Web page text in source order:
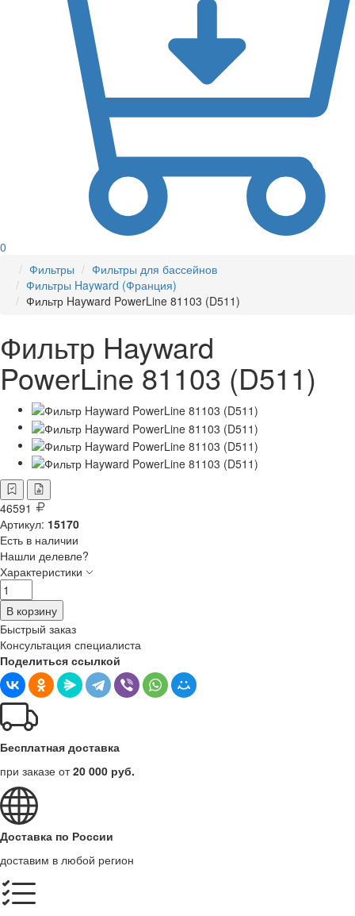
0
Фильтры
Фильтры для бассейнов
Фильтры Hayward (Франция)
Фильтр Hayward PowerLine 81103 (D511)
Фильтр Hayward
PowerLine 81103 (D511)
46591
Артикул: 15170
Есть в наличии
Нашли делевле?
Характеристики
В корзину
Быстрый заказ
Консультация специалиста
Поделиться ссылкой
Бесплатная доставка
при заказе от20 000 руб.
Доставка по России
доставим в любой регион